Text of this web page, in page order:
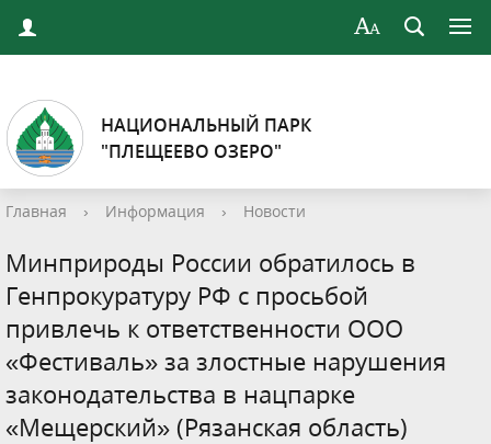
НАЦИОНАЛЬНЫЙ ПАРК
"ПЛЕЩЕЕВО ОЗЕРО"
Главная › Информация › Новости
Минприроды России обратилось в
Генпрокуратуру РФ с просьбой
привлечь к ответственности ООО
«Фестиваль» за злостные нарушения
законодательства в нацпарке
«Мещерский» (Рязанская область)